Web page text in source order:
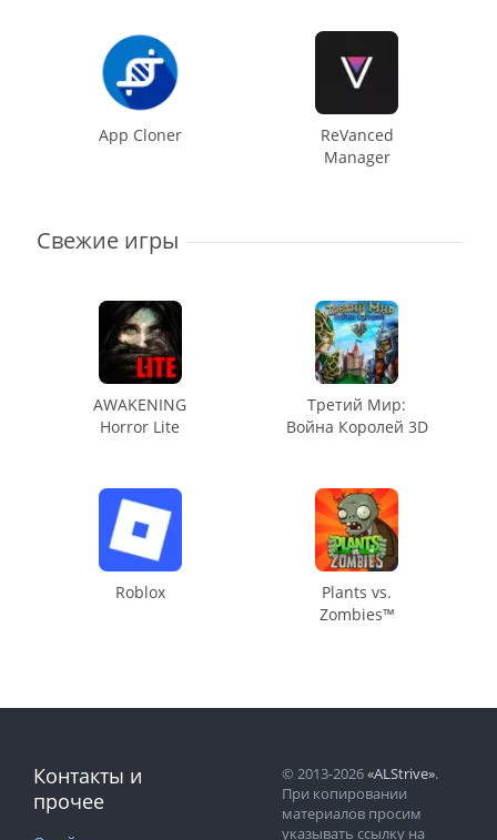
App Cloner
ReVanced
Manager
Свежие игры
AWAKENING
Horror Lite
Третий Мир:
Война Королей 3D
Roblox
Plants vs.
Zombies™
Контакты и
прочее
© 2013-2026«ALStrive».
При копировании
материалов просим
указывать ссылку на